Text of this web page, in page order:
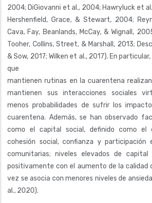
2004; DiGiovanni et al., 2004; Hawryluck et
Hershenfield, Grace, & Stewart, 2004;
Cava, Fay, Beanlands, McCay, & Wignall,
Tooher, Collins, Street, & Marshall, 2013;
& Sow, 2017; Wilken et al., 2017). En
que
mantienen rutinas en la cuarentena
mantienen sus interacciones sociales
menos probabilidades de sufrir los
cuarentena. Además, se han observado
como el capital social, definido como el
cohesión social, confianza y participación
comunitarias; niveles elevados de capital
positivamente con el aumento de la calidad
vez se asocia con menores niveles de
al., 2020).